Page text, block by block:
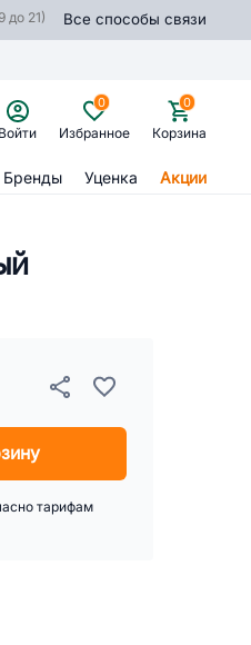
до 21) Все способы связи
Войти Избранное
0
Корзина
0
Бренды Уценка Акции
тарифам